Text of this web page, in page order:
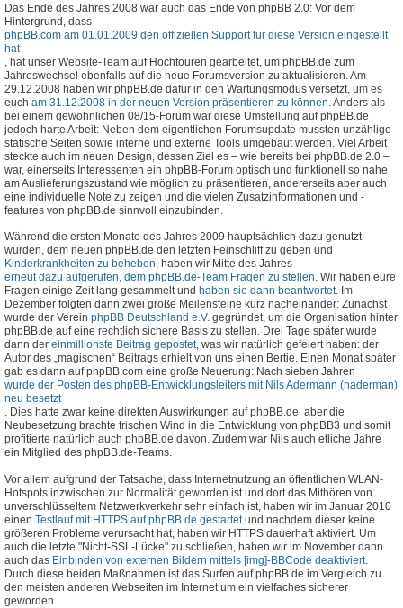
Das Ende des Jahres 2008 war auch das Ende von phpBB 2.0: Vor dem
Hintergrund, dass
phpBB.com am 01.01.2009 den offiziellen Support für diese Version eingestellt
hat
, hat unser Website-Team auf Hochtouren gearbeitet, um phpBB.de zum
Jahreswechsel ebenfalls auf die neue Forumsversion zu aktualisieren. Am
29.12.2008 haben wir phpBB.de dafür in den Wartungsmodus versetzt, um es
euch am 31.12.2008 in der neuen Version präsentieren zu können. Anders als
bei einem gewöhnlichen 08/15-Forum war diese Umstellung auf phpBB.de
jedoch harte Arbeit: Neben dem eigentlichen Forumsupdate mussten unzählige
statische Seiten sowie interne und externe Tools umgebaut werden. Viel Arbeit
steckte auch im neuen Design, dessen Ziel es – wie bereits bei phpBB.de 2.0 –
war, einerseits Interessenten ein phpBB-Forum optisch und funktionell so nahe
am Auslieferungszustand wie möglich zu präsentieren, andererseits aber auch
eine individuelle Note zu zeigen und die vielen Zusatzinformationen und -
features von phpBB.de sinnvoll einzubinden.
Während die ersten Monate des Jahres 2009 hauptsächlich dazu genutzt
wurden, dem neuen phpBB.de den letzten Feinschliff zu geben und
Kinderkrankheiten zu beheben, haben wir Mitte des Jahres
erneut dazu aufgerufen, dem phpBB.de-Team Fragen zu stellen. Wir haben eure
Fragen einige Zeit lang gesammelt und haben sie dann beantwortet. Im
Dezember folgten dann zwei große Meilensteine kurz nacheinander: Zunächst
wurde der Verein phpBB Deutschland e.V. gegründet, um die Organisation hinter
phpBB.de auf eine rechtlich sichere Basis zu stellen. Drei Tage später wurde
dann der einmillionste Beitrag gepostet, was wir natürlich gefeiert haben: der
Autor des „magischen“ Beitrags erhielt von uns einen Bertie. Einen Monat später
gab es dann auf phpBB.com eine große Neuerung: Nach sieben Jahren
wurde der Posten des phpBB-Entwicklungsleiters mit Nils Adermann (naderman)
neu besetzt
. Dies hatte zwar keine direkten Auswirkungen auf phpBB.de, aber die
Neubesetzung brachte frischen Wind in die Entwicklung von phpBB3 und somit
profitierte natürlich auch phpBB.de davon. Zudem war Nils auch etliche Jahre
ein Mitglied des phpBB.de-Teams.
Vor allem aufgrund der Tatsache, dass Internetnutzung an öffentlichen WLAN-
Hotspots inzwischen zur Normalität geworden ist und dort das Mithören von
unverschlüsseltem Netzwerkverkehr sehr einfach ist, haben wir im Januar 2010
einen Testlauf mit HTTPS auf phpBB.de gestartetund nachdem dieser keine
größeren Probleme verursacht hat, haben wir HTTPS dauerhaft aktiviert. Um
auch die letzte "Nicht-SSL-Lücke" zu schließen, haben wir im November dann
auch das Einbinden von externen Bildern mittels [img]-BBCode deaktiviert.
Durch diese beiden Maßnahmen ist das Surfen auf phpBB.de im Vergleich zu
den meisten anderen Webseiten im Internet um ein vielfaches sicherer
geworden.